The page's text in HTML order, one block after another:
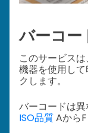
バーコー
このサービス
機器を使用し
クします。
バーコードは異
ISO品質Aから